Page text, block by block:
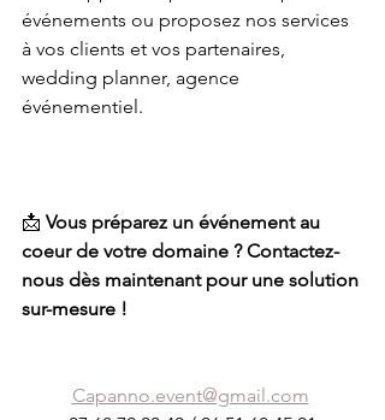
événements ou proposez nos services
à vos clients et vos partenaires,
wedding planner, agence
événementiel.
📩 Vous préparez un événement au
coeur de votre domaine ? Contactez-
nous dès maintenant pour une solution
sur-mesure !
Capanno.event@gmail.com